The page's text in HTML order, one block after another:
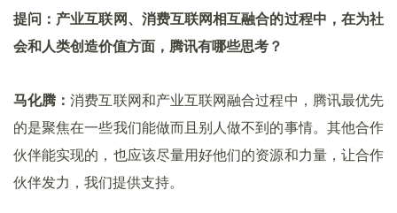
提问：产业互联网、消费互联网相互融合的过程中，在为社
会和人类创造价值方面，腾讯有哪些思考？
马化腾：消费互联网和产业互联网融合过程中，腾讯最优先
的是聚焦在一些我们能做而且别人做不到的事情。其他合作
伙伴能实现的，也应该尽量用好他们的资源和力量，让合作
伙伴发力，我们提供支持。